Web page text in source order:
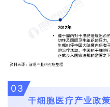
03
干细胞医疗产业政